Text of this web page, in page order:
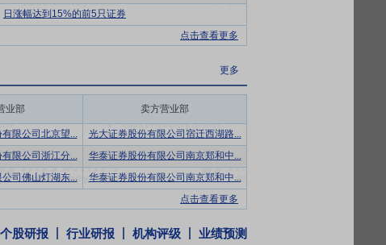
层架玻璃及盖板玻璃等。报告期内，公司根
在防指纹、防油污、装饰效果及量产一致性等
品为主。报告期内，公司根据项目应用需求，
兴应用方向持续开展产品储备、客户对接和能
上游平板玻璃行业在政策约束及需求偏弱背景
品的功能属性、工艺精度、外观设计、质量稳
户协同开发、快速响应与稳定交付相结合的综
日涨幅达到15%的前5只证券
点击查看更多
更多
业部 卖方营业部
有限公司北京望...
光大证券股份有限公司宿迁西湖路...
有限公司浙江分...
华泰证券股份有限公司南京郑和中...
司佛山灯湖东...
华泰证券股份有限公司南京郑和中...
点击查看更多
个股研报 行业研报 机构评级 业绩预测